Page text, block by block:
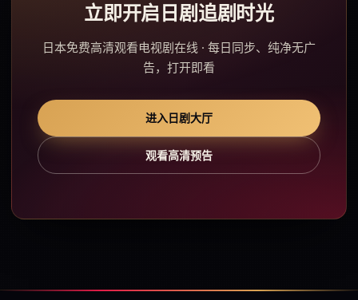
立即开启日剧追剧时光
日本免费高清观看电视剧在线 · 每日同步、纯净无广
告，打开即看
进入日剧大厅
观看高清预告